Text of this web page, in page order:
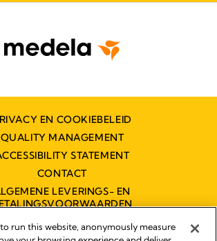
EN COOKIEBELEID
QUALITY MANAGEMENT
STATEMENT
CONTACT
LEVERINGS- EN
run this website, anonymously measure